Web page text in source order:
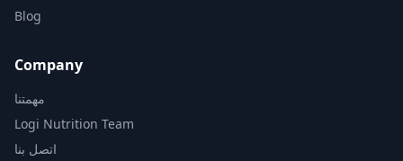
Blog
Company
مهمتنا
Logi Nutrition Team
اتصل بنا